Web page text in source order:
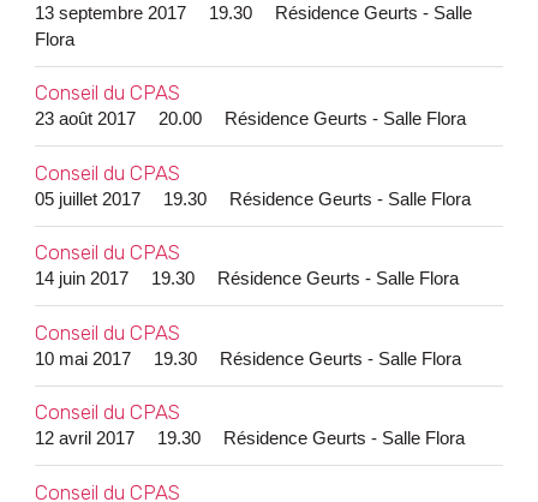
13 septembre 2017 19.30
Résidence Geurts - Salle
Flora
Conseil du CPAS
23 août 2017 20.00 Résidence Geurts - Salle Flora
Conseil du CPAS
05 juillet 2017 19.30 Résidence Geurts - Salle Flora
Conseil du CPAS
14 juin 2017 19.30 Résidence Geurts - Salle Flora
Conseil du CPAS
10 mai 2017 19.30 Résidence Geurts - Salle Flora
Conseil du CPAS
12 avril 2017 19.30 Résidence Geurts - Salle Flora
Conseil du CPAS